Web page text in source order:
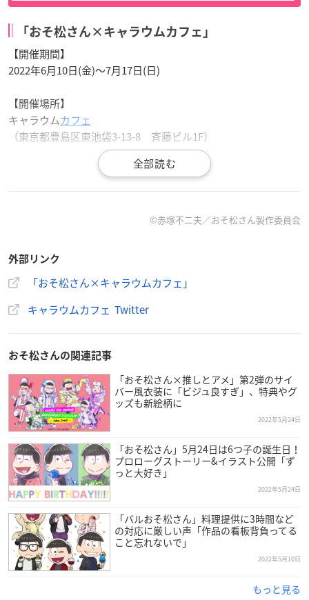
「おそ松さん×キャラウムカフェ」
【開催期間】
2022年6月10日(金)～7月17日(日)
【開催場所】
キャラウムカフェ
（東京都豊島区東池袋3-13-8 斉藤ビル1F）
#おそ松さん』カフェ開催決定🎉🎉
（発売日は後日発表）
レゼント！
開催期間：2022年6月10日（金）～ 7月17日（日）
予約はhttps://t.co/qKWUbx7k1G
— キャラウムカフェ 妖怪ウォッチ♪カフェ 8/27（土）～
©︎赤塚不二夫／おそ松さん製作委員会
外部リンク
「おそ松さん×キャラウムカフェ」
キャラウムカフェ Twitter
おそ松さんの関連記事
「おそ松さん×推しとアメ」第2弾のサイ
バー風衣装に「ビジュ良すぎ」、特典やグ
ッズも新絵柄に
2022年5月24日
「おそ松さん」5月24日は6つ子の誕生日！
プロローグストーリー&イラスト公開「ず
っと大好き」
2022年5月24日
「バルおそ松さん」料理提供に3時間など
の対応に厳しい声「作品の看板背負ってる
こと忘れないで」
2022年5月10日
もっと見る